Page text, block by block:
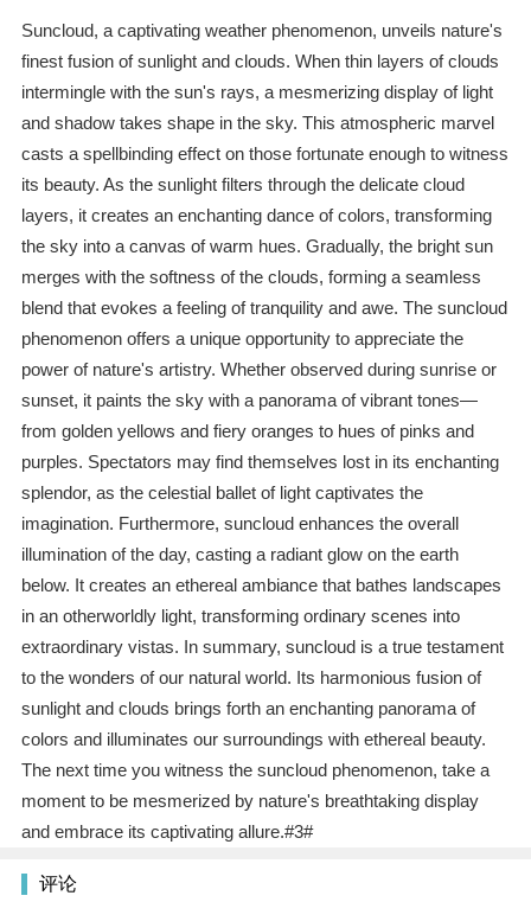
Suncloud, a captivating weather phenomenon, unveils nature's
finest fusion of sunlight and clouds. When thin layers of clouds
intermingle with the sun's rays, a mesmerizing display of light
and shadow takes shape in the sky. This atmospheric marvel
casts a spellbinding effect on those fortunate enough to witness
its beauty. As the sunlight filters through the delicate cloud
layers, it creates an enchanting dance of colors, transforming
the sky into a canvas of warm hues. Gradually, the bright sun
merges with the softness of the clouds, forming a seamless
blend that evokes a feeling of tranquility and awe. The suncloud
phenomenon offers a unique opportunity to appreciate the
power of nature's artistry. Whether observed during sunrise or
sunset, it paints the sky with a panorama of vibrant tones—
from golden yellows and fiery oranges to hues of pinks and
purples. Spectators may find themselves lost in its enchanting
splendor, as the celestial ballet of light captivates the
imagination. Furthermore, suncloud enhances the overall
illumination of the day, casting a radiant glow on the earth
below. It creates an ethereal ambiance that bathes landscapes
in an otherworldly light, transforming ordinary scenes into
extraordinary vistas. In summary, suncloud is a true testament
to the wonders of our natural world. Its harmonious fusion of
sunlight and clouds brings forth an enchanting panorama of
colors and illuminates our surroundings with ethereal beauty.
The next time you witness the suncloud phenomenon, take a
moment to be mesmerized by nature's breathtaking display
and embrace its captivating allure.#3#
评论